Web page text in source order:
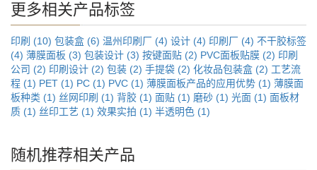
更多相关产品标签
印刷 (10) 包装盒 (6) 温州印刷厂 (4) 设计 (4) 印刷厂 (4) 不干胶标签
(4) 薄膜面板 (3) 包装设计 (3) 按键面贴 (2) PVC面板贴膜 (2) 印刷
公司 (2) 印刷设计 (2) 包装 (2) 手提袋 (2) 化妆品包装盒 (2) 工艺流
程 (1) PET (1) PC (1) PVC (1) 薄膜面板产品的应用优势 (1) 薄膜面
板种类 (1) 丝网印刷 (1) 背胶 (1) 面贴 (1) 磨砂 (1) 光面 (1) 面板材
质 (1) 丝印工艺 (1) 效果实拍 (1) 半透明色 (1)
随机推荐相关产品